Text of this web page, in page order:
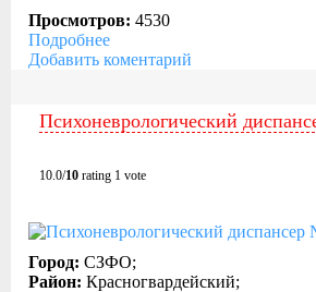
Просмотров: 4530
Подробнее
Добавить коментарий
Психоневрологический
10.0/10 rating 1 vote
Город: СЗФО;
Район: Красногвардейский;